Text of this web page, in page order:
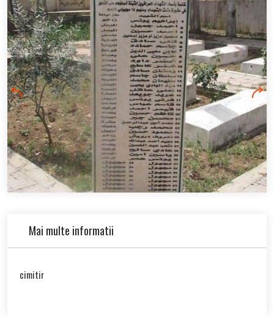
Mai multe informatii
cimitir